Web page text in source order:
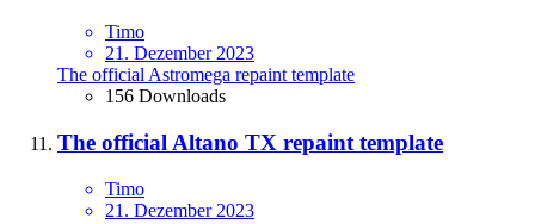
Timo
21. Dezember 2023
The official Astromega repaint template
156 Downloads
The official Altano TX repaint template
Timo
21. Dezember 2023